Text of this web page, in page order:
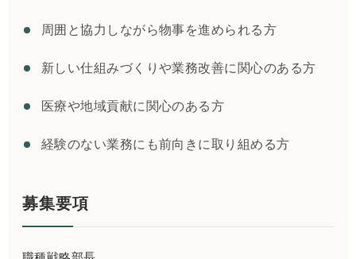
周囲と協力しながら物事を進められる方
新しい仕組みづくりや業務改善に関心のある方
医療や地域貢献に関心のある方
経験のない業務にも前向きに取り組める方
募集要項